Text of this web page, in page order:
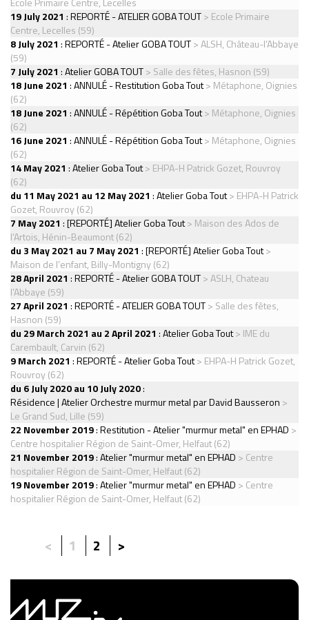
19 July 2021 :REPORTÉ - ATELIER GOBA TOUT> Ecole Primaire
Centre, Lecelles (59)
8 July 2021 :REPORTÉ - Atelier GOBA TOUT> ALSH, Château-l’Abbaye
(59)
7 July 2021 :Atelier GOBA TOUT> Salle des fêtes, Hasnon (59)
18 June 2021 :ANNULÉ - Restitution Goba Tout> Métaphone, Oignies
(62)
18 June 2021 :ANNULÉ - Répétition Goba Tout> Métaphone, Oignies
(62)
16 June 2021 :ANNULÉ - Répétition Goba Tout> Métaphone, Oignies
(62)
14 May 2021 :Atelier Goba Tout> EHPA-H Patrick Gozet, Rouvroy
(62)
du 11 May 2021 au 12 May 2021 :Atelier Goba Tout> EHPA-H Patrick
Gozet, Rouvroy (62)
7 May 2021 :[REPORTÉ] Atelier Goba Tout> Maison des Ados de
l’Artois, Hénin-Beaumont (62)
du 3 May 2021 au 7 May 2021 :[REPORTÉ] Atelier Goba Tout>
Maison de l’enfant, Billy-Montigny (62)
28 April 2021 :REPORTÉ - Atelier GOBA TOUT> ASLH, Chateau
l’Abbaye (59)
27 April 2021 :REPORTÉ - ATELIER GOBA TOUT> Salle des fêtes,
Hasnon (59)
du 29 March 2021 au 2 April 2021 :Atelier Goba Tout> IME du
Carembault, Carvin (62)
9 March 2021 :REPORTÉ - Atelier Goba Tout> EHPA-H Patrick Gozet,
Rouvroy (62)
du 6 July 2020 au 10 July 2020:
Résidence | Atelier Orchestre murmur metal par David Bausseron >
Le Grand Sud, Lille (59)
22 November 2019:Restitution - Atelier "murmur metal" en EPHAD >
Centre hospitalier Région de Saint-Omer, Helfaut (62)
21 November 2019:Atelier "murmur metal" en EPHAD > Centre
hospitalier Région de Saint-Omer, Helfaut (62)
19 November 2019:Atelier "murmur metal" en EPHAD > Centre
hospitalier Région de Saint-Omer, Helfaut (62)
< 1 2 >